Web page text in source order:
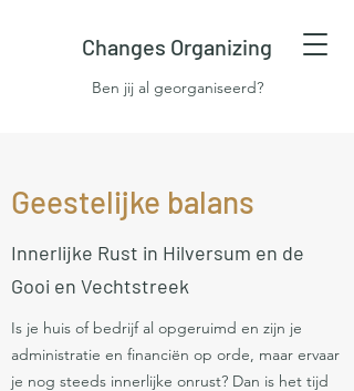
Changes Organizing
Ben jij al georganiseerd?
Geestelijke balans
Innerlijke Rust in Hilversum en de
Gooi en Vechtstreek
Is je huis of bedrijf al opgeruimd en zijn je
administratie en financiën op orde, maar ervaar
je nog steeds innerlijke onrust? Dan is het tijd